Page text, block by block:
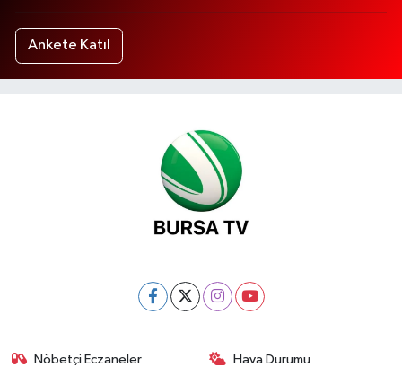
Ankete Katıl
Nöbetçi Eczaneler Hava Durumu